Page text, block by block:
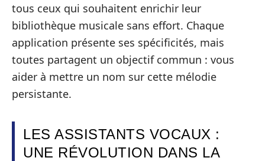
tous ceux qui souhaitent enrichir leur
bibliothèque musicale sans effort. Chaque
application présente ses spécificités, mais
toutes partagent un objectif commun : vous
aider à mettre un nom sur cette mélodie
persistante.
LES ASSISTANTS VOCAUX :
UNE RÉVOLUTION DANS LA